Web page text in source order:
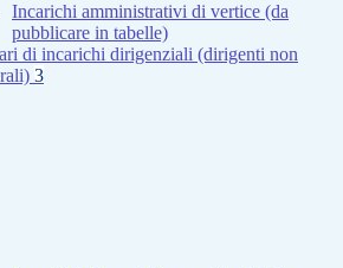
Incarichi amministrativi di vertice (da
pubblicare in tabelle)
di incarichi dirigenziali (dirigenti non
3